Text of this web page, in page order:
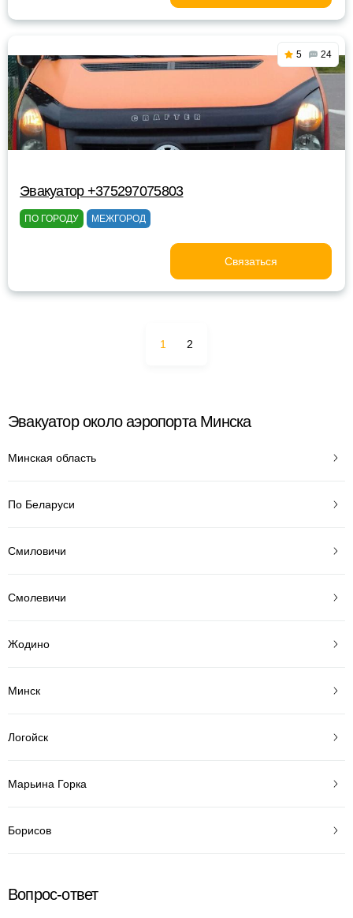
5 24
Эвакуатор +375297075803
ПО ГОРОДУ МЕЖГОРОД
Связаться
1 2
Эвакуатор около аэропорта Минска
Минская область
По Беларуси
Смиловичи
Смолевичи
Жодино
Минск
Логойск
Марьина Горка
Борисов
Вопрос-ответ